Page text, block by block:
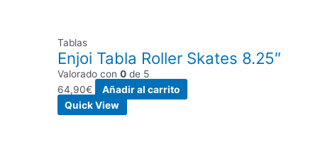
Tablas
Enjoi Tabla Roller Skates 8.25″
Valorado con0 de 5
64,90€
Añadir al carrito
Quick View